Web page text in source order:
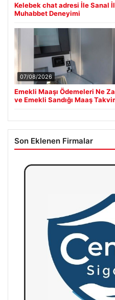
Kelebek chat adresi İle Sanal
Muhabbet Deneyimi
07/08/2026
Emekli Maaşı Ödemeleri Ne
ve Emekli Sandığı Maaş
Son Eklenen Firmalar